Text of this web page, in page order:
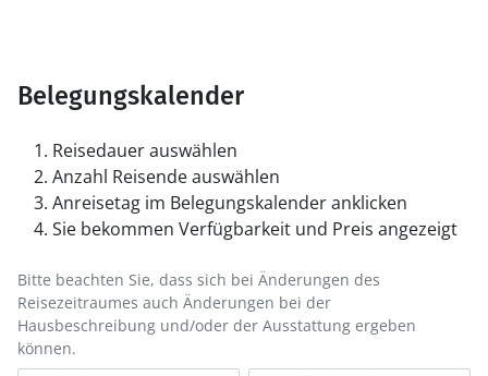
Belegungskalender
Reisedauer auswählen
Anzahl Reisende auswählen
Anreisetag im Belegungskalender anklicken
Sie bekommen Verfügbarkeit und Preis angezeigt
Bitte beachten Sie, dass sich bei Änderungen des
Reisezeitraumes auch Änderungen bei der
Hausbeschreibung und/oder der Ausstattung ergeben
können.